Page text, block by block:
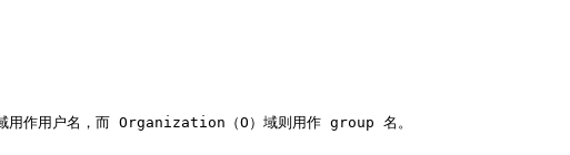
作用户名，而 Organization（O）域则用作 group 名。